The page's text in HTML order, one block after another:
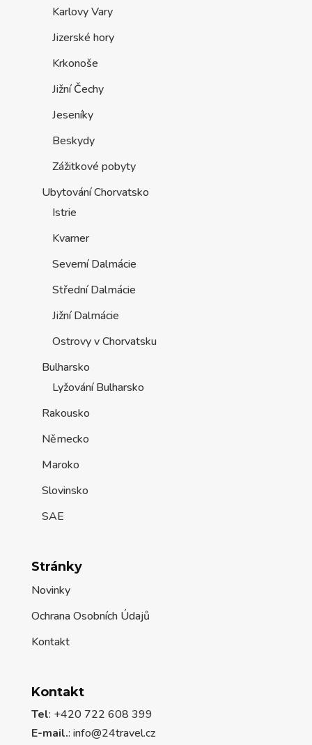
Karlovy Vary
Jizerské hory
Krkonoše
Jižní Čechy
Jeseníky
Beskydy
Zážitkové pobyty
Ubytování Chorvatsko
Istrie
Kvarner
Severní Dalmácie
Střední Dalmácie
Jižní Dalmácie
Ostrovy v Chorvatsku
Bulharsko
Lyžování Bulharsko
Rakousko
Německo
Maroko
Slovinsko
SAE
Stránky
Novinky
Ochrana Osobních Údajů
Kontakt
Kontakt
Tel: +420 722 608 399
E-mail.: info@24travel.cz